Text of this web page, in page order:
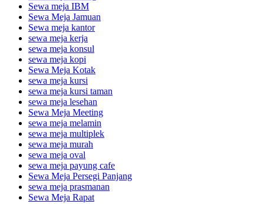
Sewa meja IBM
Sewa Meja Jamuan
Sewa meja kantor
sewa meja kerja
sewa meja konsul
sewa meja kopi
Sewa Meja Kotak
sewa meja kursi
sewa meja kursi taman
sewa meja lesehan
Sewa Meja Meeting
sewa meja melamin
sewa meja multiplek
sewa meja murah
sewa meja oval
sewa meja payung cafe
Sewa Meja Persegi Panjang
sewa meja prasmanan
Sewa Meja Rapat